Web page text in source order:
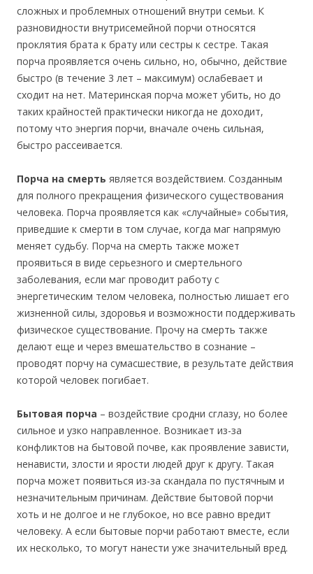
сложных и проблемных отношений внутри семьи. К
разновидности внутрисемейной порчи относятся
проклятия брата к брату или сестры к сестре. Такая
порча проявляется очень сильно, но, обычно, действие
быстро (в течение 3 лет – максимум) ослабевает и
сходит на нет. Материнская порча может убить, но до
таких крайностей практически никогда не доходит,
потому что энергия порчи, вначале очень сильная,
быстро рассеивается.
Порча на смерть является воздействием. Созданным
для полного прекращения физического существования
человека. Порча проявляется как «случайные» события,
приведшие к смерти в том случае, когда маг напрямую
меняет судьбу. Порча на смерть также может
проявиться в виде серьезного и смертельного
заболевания, если маг проводит работу с
энергетическим телом человека, полностью лишает его
жизненной силы, здоровья и возможности поддерживать
физическое существование. Прочу на смерть также
делают еще и через вмешательство в сознание –
проводят порчу на сумасшествие, в результате действия
которой человек погибает.
Бытовая порча – воздействие сродни сглазу, но более
сильное и узко направленное. Возникает из-за
конфликтов на бытовой почве, как проявление зависти,
ненависти, злости и ярости людей друг к другу. Такая
порча может появиться из-за скандала по пустячным и
незначительным причинам. Действие бытовой порчи
хоть и не долгое и не глубокое, но все равно вредит
человеку. А если бытовые порчи работают вместе, если
их несколько, то могут нанести уже значительный вред.